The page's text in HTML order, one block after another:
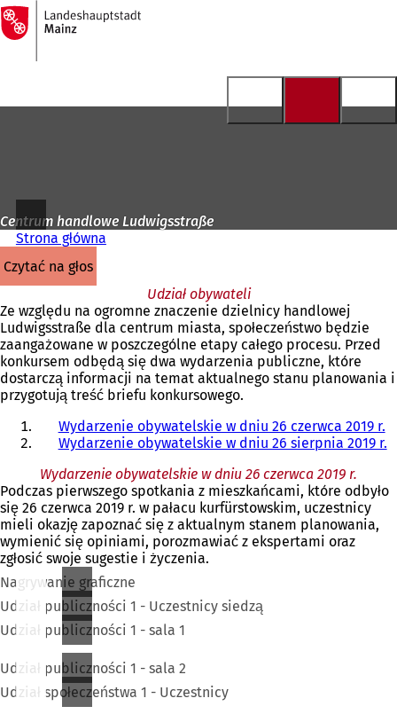
Przejdź do treści
Do
strony
głównej
Centrum handlowe Ludwigsstraße
Strona główna
czytać na głos
Udział obywateli
Ze względu na ogromne znaczenie dzielnicy handlowej
Ludwigsstraße dla centrum miasta, społeczeństwo będzie
zaangażowane w poszczególne etapy całego procesu. Przed
konkursem odbędą się dwa wydarzenia publiczne, które
dostarczą informacji na temat aktualnego stanu planowania i
przygotują treść briefu konkursowego.
Wydarzenie obywatelskie w dniu 26 czerwca 2019 r.
Wydarzenie obywatelskie w dniu 26 sierpnia 2019 r.
Wydarzenie obywatelskie w dniu 26 czerwca 2019 r.
Podczas pierwszego spotkania z mieszkańcami, które odbyło
się 26 czerwca 2019 r. w pałacu kurfürstowskim, uczestnicy
mieli okazję zapoznać się z aktualnym stanem planowania,
wymienić się opiniami, porozmawiać z ekspertami oraz
zgłosić swoje sugestie i życzenia.
Nagrywanie graficzne
Udział publiczności 1 - Uczestnicy siedzą
Udział publiczności 1 - sala 1
Udział publiczności 1 - sala 2
Udział społeczeństwa 1 - Uczestnicy